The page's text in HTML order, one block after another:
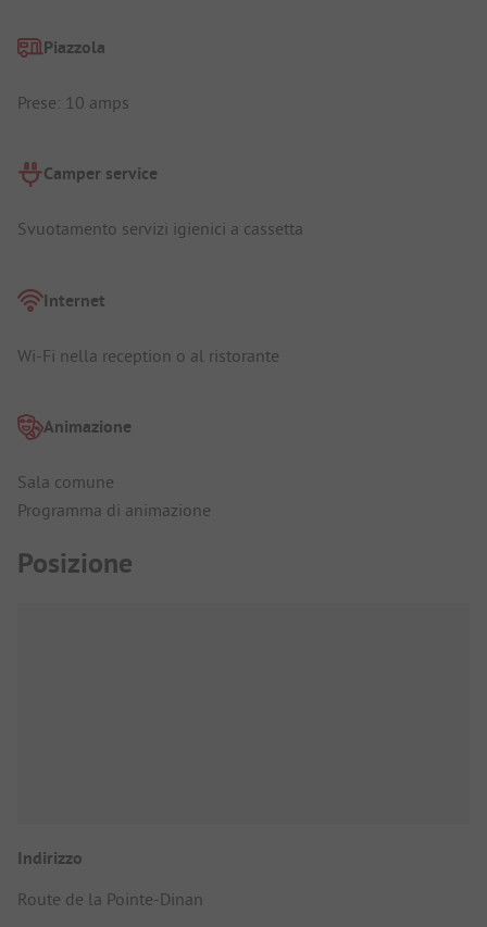
Piazzola
Prese: 10 amps
Camper service
Svuotamento servizi igienici a cassetta
Internet
Wi-Fi nella reception o al ristorante
Animazione
Sala comune
Programma di animazione
Posizione
Indirizzo
Route de la Pointe-Dinan